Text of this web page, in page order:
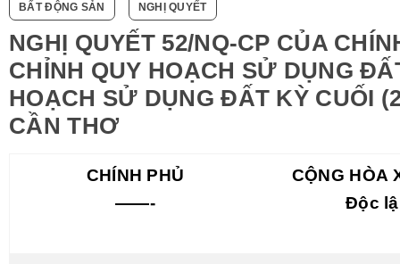
BẤT ĐỘNG SẢN NGHỊ QUYẾT
NGHỊ QUYẾT 52/NQ-CP CỦA
CHỈNH QUY HOẠCH SỬ DỤNG
HOẠCH SỬ DỤNG ĐẤT KỲ CUỐI
CẦN THƠ
CHÍNH PHỦ
——-
CỘNG HÒA
Độc